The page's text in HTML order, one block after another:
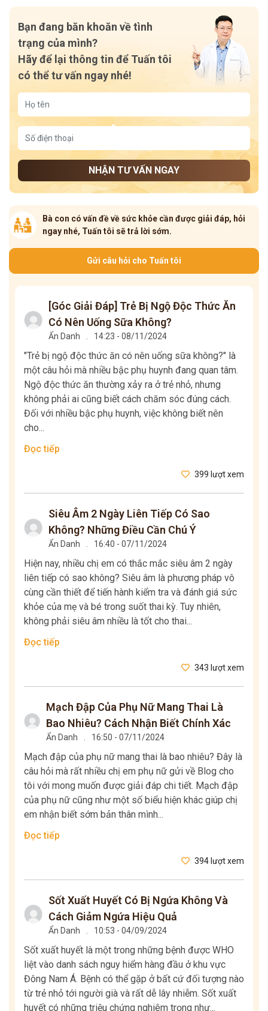
Bạn đang băn khoăn về tình
trạng của mình?
Hãy để lại thông tin để Tuấn tôi
có thể tư vấn ngay nhé!
NHẬN TƯ VẤN NGAY
Bà con có vấn đề về sức khỏe cần được giải đáp, hỏi
ngay nhé, Tuấn tôi sẽ trả lời sớm.
Gửi câu hỏi cho Tuấn tôi
[Góc Giải Đáp] Trẻ Bị Ngộ Độc Thức Ăn
Có Nên Uống Sữa Không?
Ẩn Danh 14:23 - 08/11/2024
"Trẻ bị ngộ độc thức ăn có nên uống sữa không?" là
một câu hỏi mà nhiều bậc phụ huynh đang quan tâm.
Ngộ độc thức ăn thường xảy ra ở trẻ nhỏ, nhưng
không phải ai cũng biết cách chăm sóc đúng cách.
Đối với nhiều bậc phụ huynh, việc không biết nên
cho...
Đọc tiếp
399 lượt xem
Siêu Âm 2 Ngày Liên Tiếp Có Sao
Không? Những Điều Cần Chú Ý
Ẩn Danh 16:40 - 07/11/2024
Hiện nay, nhiều chị em có thắc mắc siêu âm 2 ngày
liên tiếp có sao không? Siêu âm là phương pháp vô
cùng cần thiết để tiến hành kiểm tra và đánh giá sức
khỏe của mẹ và bé trong suốt thai kỳ. Tuy nhiên,
không phải siêu âm nhiều là tốt cho thai...
Đọc tiếp
343 lượt xem
Mạch Đập Của Phụ Nữ Mang Thai Là
Bao Nhiêu? Cách Nhận Biết Chính Xác
Ẩn Danh 16:50 - 07/11/2024
Mạch đập của phụ nữ mang thai là bao nhiêu? Đây là
câu hỏi mà rất nhiều chị em phụ nữ gửi về Blog cho
tôi với mong muốn được giải đáp chi tiết. Mạch đập
của phụ nữ cũng như một số biểu hiện khác giúp chị
em nhận biết sớm bản thân mình...
Đọc tiếp
394 lượt xem
Sốt Xuất Huyết Có Bị Ngứa Không Và
Cách Giảm Ngứa Hiệu Quả
Ẩn Danh 10:53 - 04/09/2024
Sốt xuất huyết là một trong những bệnh được WHO
liệt vào danh sách nguy hiểm hàng đầu ở khu vực
Đông Nam Á. Bệnh có thể gặp ở bất cứ đối tượng nào
từ trẻ nhỏ tới người già và rất dễ lây nhiễm. Sốt xuất
huyết có những triệu chứng nghiêm trọng như...